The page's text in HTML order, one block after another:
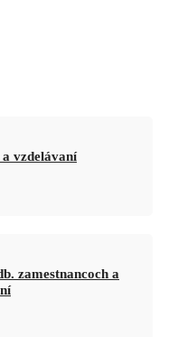
vzdelávaní
zamestnancoch a